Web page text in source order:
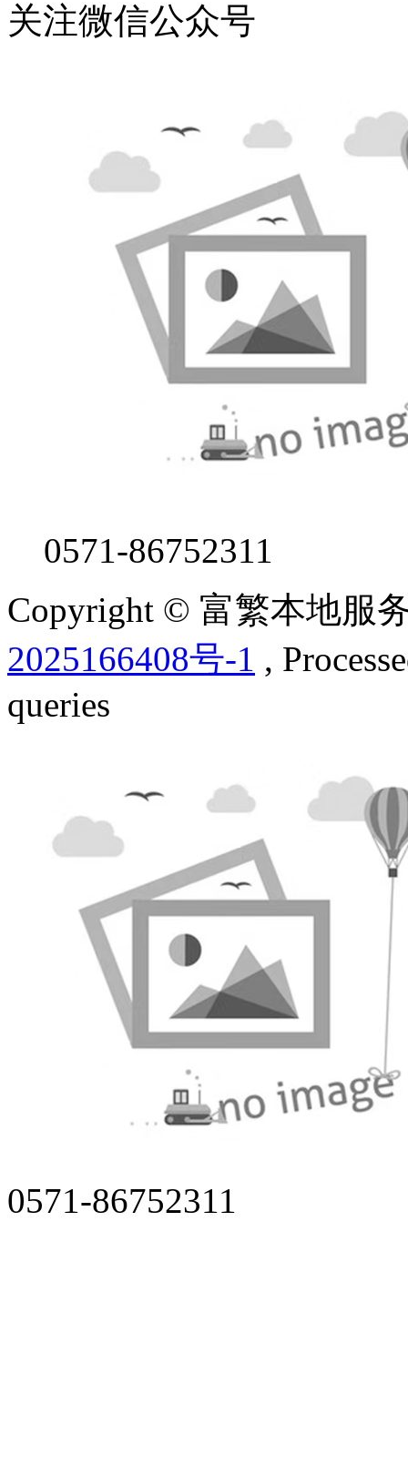
关注微信公众号
0571-86752311
Copyright © 富繁本地服
2025166408号-1 ,
queries
0571-86752311